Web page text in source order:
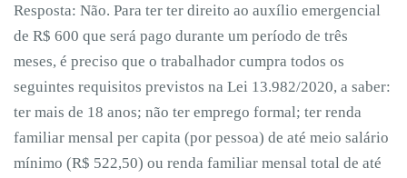
Resposta: Não. Para ter ter direito ao auxílio emergencial
de R$ 600 que será pago durante um período de três
meses, é preciso que o trabalhador cumpra todos os
seguintes requisitos previstos na Lei 13.982/2020, a saber:
ter mais de 18 anos; não ter emprego formal; ter renda
familiar mensal per capita (por pessoa) de até meio salário
mínimo (R$ 522,50) ou renda familiar mensal total de até